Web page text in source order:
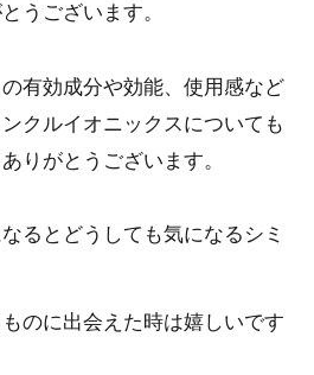
うございます。
有効成分や効能、使用感など
クルイオニックスについても
りがとうございます。
るとどうしても気になるシミ
のに出会えた時は嬉しいです